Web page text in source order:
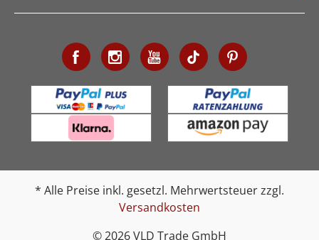
* Alle Preise inkl. gesetzl. Mehrwertsteuer zzgl.
Versandkosten
© 2026 VLD Trade GmbH